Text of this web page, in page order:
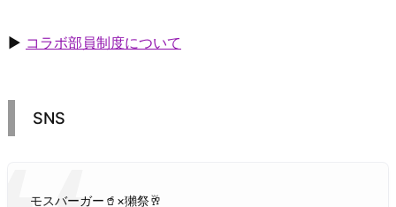
▶ コラボ部員制度について
SNS
モスバーガー🥤×獺祭🥂